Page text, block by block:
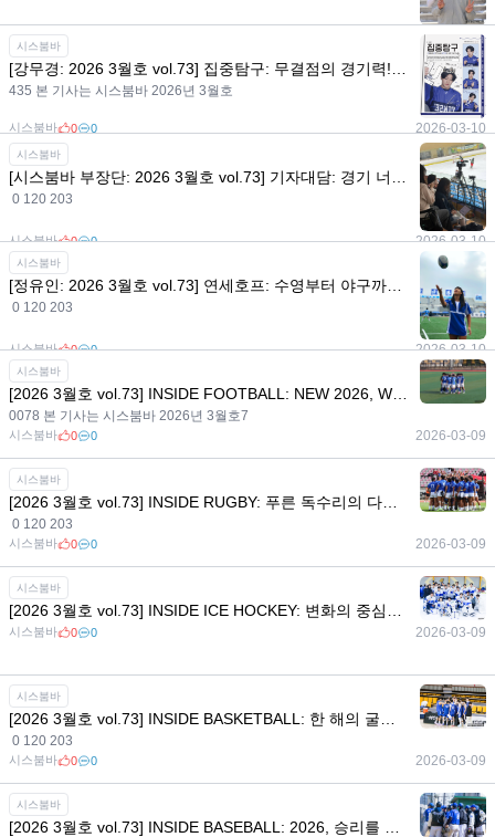
시스붐바 2026-03-10
시스붐바
435 본 기사는 시스붐바 2026년 3월호
시스붐바 0 0 2026-03-10
시스붐바
0 120 203
시스붐바 0 0 2026-03-10
시스붐바
0 120 203
시스붐바 0 0 2026-03-10
시스붐바
0078 본 기사는 시스붐바 2026년 3월호7
시스붐바 0 0 2026-03-09
시스붐바
0 120 203
시스붐바 0 0 2026-03-09
시스붐바
시스붐바 0 0 2026-03-09
시스붐바
0 120 203
시스붐바 0 0 2026-03-09
시스붐바